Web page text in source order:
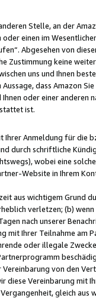
Stelle, an der
einen im
Abgesehen von
Zustimmung keine
uns und Ihnen
dass Amazon
oder einer
ist.
Anmeldung für die
durch schriftliche
wobei eine
Website in Ihrem
aus wichtigem Grund
verletzen; (b)
nach unserer
mit Ihrer Teilnahme am
oder illegale
Vereinbarung von den
Vereinbarung mit
gleich